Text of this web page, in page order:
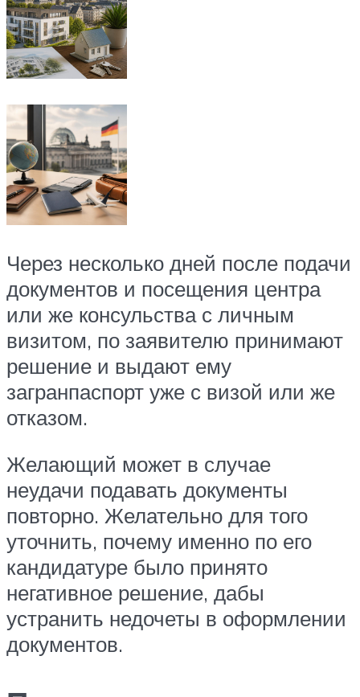
Через несколько дней после подачи
документов и посещения центра
или же консульства с личным
визитом, по заявителю принимают
решение и выдают ему
загранпаспорт уже с визой или же
отказом.
Желающий может в случае
неудачи подавать документы
повторно. Желательно для того
уточнить, почему именно по его
кандидатуре было принято
негативное решение, дабы
устранить недочеты в оформлении
документов.